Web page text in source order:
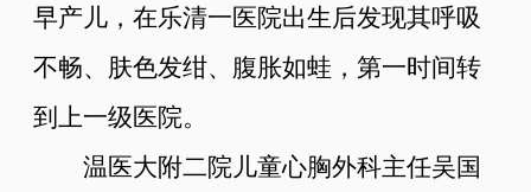
早产儿，在乐清一医院出生后发现其呼吸
不畅、肤色发绀、腹胀如蛙，第一时间转
到上一级医院。
温医大附二院儿童心胸外科主任吴国